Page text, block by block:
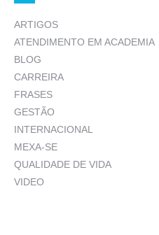
ARTIGOS
ATENDIMENTO EM ACADEMIA
BLOG
CARREIRA
FRASES
GESTÃO
INTERNACIONAL
MEXA-SE
QUALIDADE DE VIDA
VIDEO